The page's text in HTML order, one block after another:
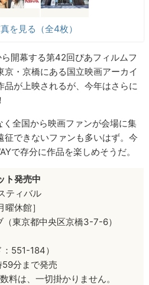
を見る（全4枚）
開幕する第42回ぴあフィルムフ
京・京橋にある国立映画アーカイ
品が上映されるが、今年はさらに
全国から映画ファンが会場に集
できないファンも多いはず。今
で存分に作品を楽しめそうだ。
ト発売中
ティバル
休館］
東京都中央区京橋3-7-6）
551-184）
分まで発売
料は、一切掛かりません。